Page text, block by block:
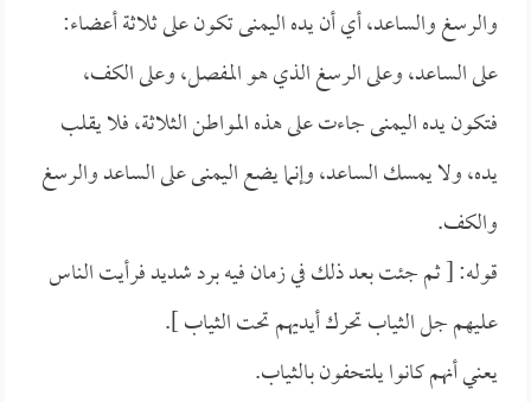
والرسغ والساعد، أي أن يده اليمنى تكون على ثلاثة أعضاء:
على الساعد، وعلى الرسغ الذي هو المفصل، وعلى الكف،
فتكون يده اليمنى جاءت على هذه المواطن الثلاثة، فلا يقلب
يده، ولا يمسك الساعد، وإنما يضع اليمنى على الساعد والرسغ
والكف.
قوله: [ ثم جئت بعد ذلك في زمان فيه برد شديد فرأيت الناس
عليهم جل الثياب تحرك أيديهم تحت الثياب ].
يعني أنهم كانوا يلتحفون بالثياب.